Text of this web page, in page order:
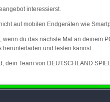
interessierst.
auf mobilen Endgeräten wie
du das nächste Mal an deinem
und testen kannst.
dein Team von DEUTSCHLAND